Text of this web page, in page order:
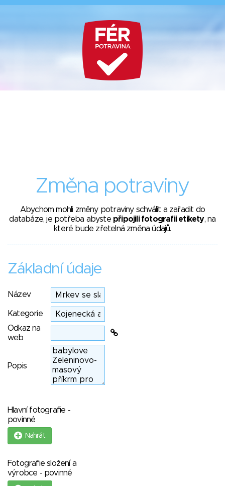
Změna potraviny
Abychom mohli změny potraviny schválit a zařadit do
databáze, je potřeba abyste připojili fotografii etikety, na
které bude zřetelná změna údajů.
Základní údaje
Název
Kategorie
Odkaz na
web
Popis
Hlavní fotografie -
povinné
Nahrát
Fotografie složení a
výrobce - povinné